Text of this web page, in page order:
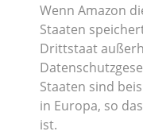
Wenn Amazon
Staaten
Drittstaat
Staaten sind
in Europa, so
ist.